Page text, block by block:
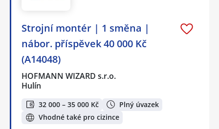
‍Strojní montér️ | 1 směna |
nábor. příspěvek 40 000 Kč
(A14048)
HOFMANN WIZARD s.r.o.
Hulín
32 000 – 35 000 Kč
Plný úvazek
Vhodné také pro cizince